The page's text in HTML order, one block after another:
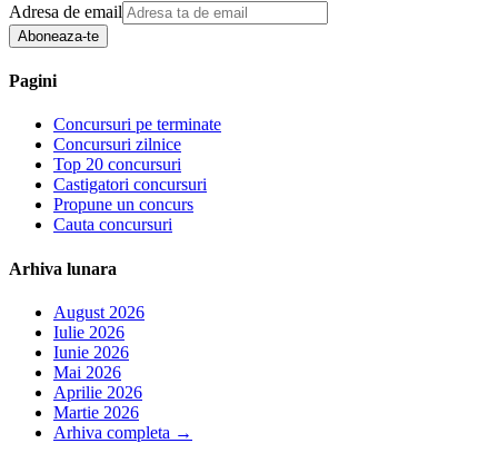
Adresa de email
Aboneaza-te
Pagini
Concursuri pe terminate
Concursuri zilnice
Top 20 concursuri
Castigatori concursuri
Propune un concurs
Cauta concursuri
Arhiva lunara
August 2026
Iulie 2026
Iunie 2026
Mai 2026
Aprilie 2026
Martie 2026
Arhiva completa →